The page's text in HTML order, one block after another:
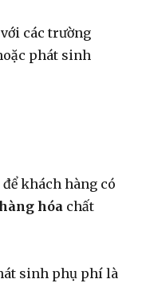
các trường
phát sinh
khách hàng có
hóa chất
sinh phụ phí là